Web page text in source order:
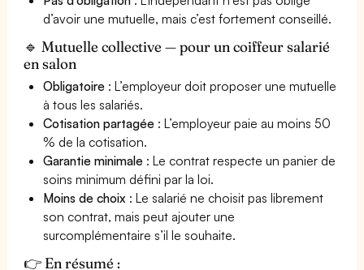
d’avoir une mutuelle, mais c’est fortement conseillé.
🔹 Mutuelle collective — pour un coiffeur salarié
en salon
Obligatoire : L’employeur doit proposer une mutuelle
à tous les salariés.
Cotisation partagée : L’employeur paie au moins 50
% de la cotisation.
Garantie minimale : Le contrat respecte un panier de
soins minimum défini par la loi.
Moins de choix : Le salarié ne choisit pas librement
son contrat, mais peut ajouter une
surcomplémentaire s’il le souhaite.
👉 En résumé :